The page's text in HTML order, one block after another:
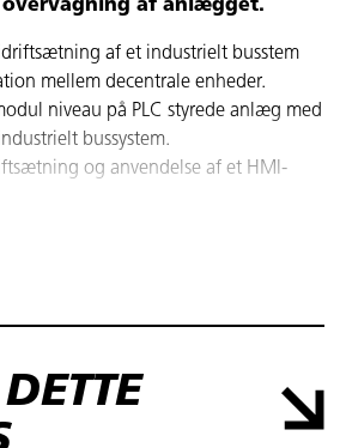
af anlægget.
af et industrielt busstem
mellem decentrale enheder.
niveau på PLC styrede anlæg med
bussystem.
og anvendelse af et HMI-
et HMI-panel med skærmbilleder,
alarmhåndtering og
PLC program, hvor der anvendes et
industrielt bussystem.
på anlæg, hvor der bruges